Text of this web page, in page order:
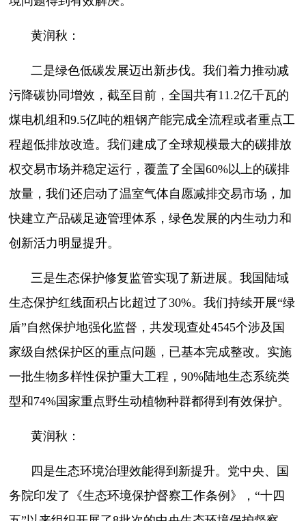
黄润秋：
二是绿色低碳发展迈出新步伐。我们着力推动减
污降碳协同增效，截至目前，全国共有11.2亿千瓦的
煤电机组和9.5亿吨的粗钢产能完成全流程或者重点工
程超低排放改造。我们建成了全球规模最大的碳排放
权交易市场并稳定运行，覆盖了全国60%以上的碳排
放量，我们还启动了温室气体自愿减排交易市场，加
快建立产品碳足迹管理体系，绿色发展的内生动力和
创新活力明显提升。
三是生态保护修复监管实现了新进展。我国陆域
生态保护红线面积占比超过了30%。我们持续开展“绿
盾”自然保护地强化监督，共发现查处4545个涉及国
家级自然保护区的重点问题，已基本完成整改。实施
一批生物多样性保护重大工程，90%陆地生态系统类
型和74%国家重点野生动植物种群都得到有效保护。
黄润秋：
四是生态环境治理效能得到新提升。党中央、国
务院印发了《生态环境保护督察工作条例》，“十四